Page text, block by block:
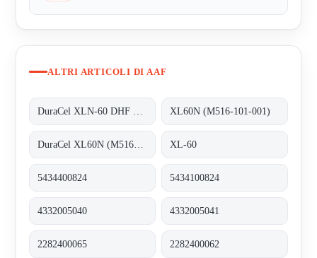
ALTRI ARTICOLI DI AAF
XL60N (M516-101-001)
XL-60
5434400824 5434100824
4332005040 4332005041
2282400065 2282400062